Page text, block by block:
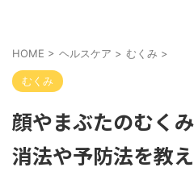
HOME > ヘルスケア > むくみ >
むくみ
顔やまぶたのむく
消法や予防法を教え